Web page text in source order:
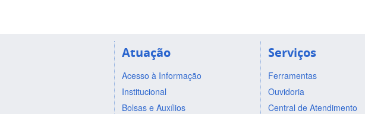
Atuação
Acesso à Informação
Institucional
Bolsas e Auxílios
Serviços
Ferramentas
Ouvidoria
Central de Atendimento